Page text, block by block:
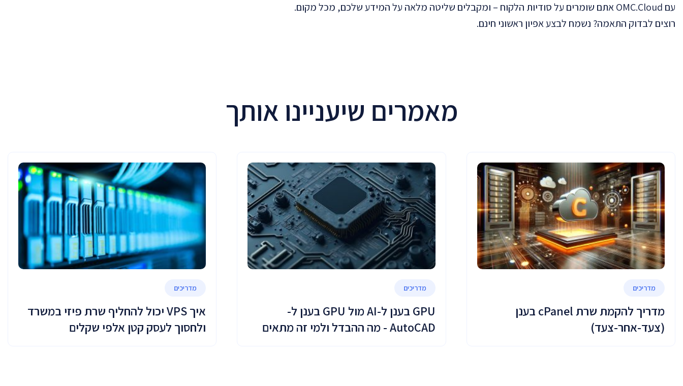
עם OMC.Cloud אתם שומרים על סודיות הלקוח – ומקבלים שליטה מלאה על המידע שלכם, מכל מקום.
רוצים לבדוק התאמה? נשמח לבצע אפיון ראשוני חינם.
מאמרים שיעניינו אותך
מדריכים
מדריך להקמת שרת cPanel בענן
(צעד-אחר-צעד)
מדריכים
GPU בענן ל-AI מול GPU בענן ל-
AutoCAD - מה ההבדל ולמי זה מתאים
מדריכים
איך VPS יכול להחליף שרת פיזי במשרד
ולחסוך לעסק קטן אלפי שקלים